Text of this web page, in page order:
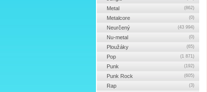
Metal (862)
Metalcore (0)
Neurčený (43 994)
Nu-metal (0)
Ploužáky (65)
Pop (1 871)
Punk (192)
Punk Rock (605)
Rap (3)